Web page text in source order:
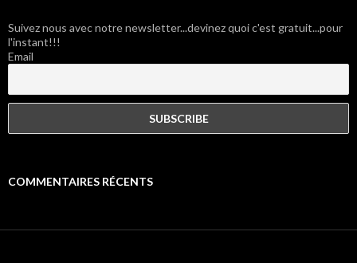
Suivez nous avec notre newsletter...devinez quoi c'est gratuit...pour
l'instant!!!
Email
COMMENTAIRES RÉCENTS